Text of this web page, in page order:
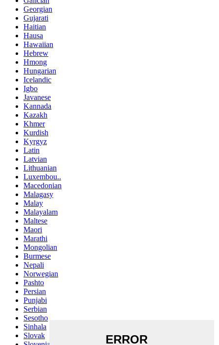
Georgian
Gujarati
Haitian
Hausa
Hawaiian
Hebrew
Hmong
Hungarian
Icelandic
Igbo
Javanese
Kannada
Kazakh
Khmer
Kurdish
Kyrgyz
Latin
Latvian
Lithuanian
Luxembou..
Macedonian
Malagasy
Malay
Malayalam
Maltese
Maori
Marathi
Mongolian
Burmese
Nepali
Norwegian
Pashto
Persian
Punjabi
Serbian
Sesotho
Sinhala
Slovak